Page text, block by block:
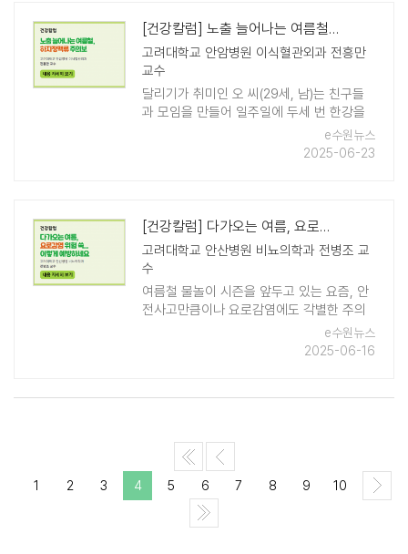
[건강칼럼] 노출 늘어나는 여름철, 하지정맥류 주의보
고려대학교 안암병원 이식혈관외과 전흥만
교수
달리기가 취미인 오 씨(29세, 남)는 친구들
과 모임을 만들어 일주일에 두세 번 한강을
달리곤 했다. 종아리 부위에 실핏줄이 좀 보
였는데 대수롭지 않게 넘겼고, 마라톤 대회
e수원뉴스
2025-06-23
[건강칼럼] 다가오는 여름, 요로감염 위험 쑥... 이렇게 예방하세요!
고려대학교 안산병원 비뇨의학과 전병조 교
수
여름철 물놀이 시즌을 앞두고 있는 요즘, 안
전사고만큼이나 요로감염에도 각별한 주의
가 필요하다. 요로감염은 소변을 생성하는
콩팥(신장)에서부터 소변이 몸 밖으로 나오
e수원뉴스
2025-06-16
1 2 3 4 5 6 7 8 9 10